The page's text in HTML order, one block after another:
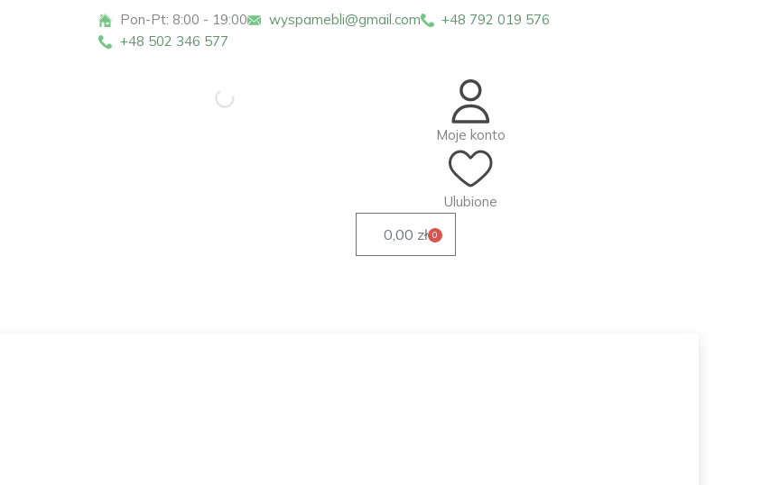
Pon-Pt: 8:00 - 19:00 wyspamebli@gmail.com
+48 792 019 576
+48 502 346 577
Moje konto
Ulubione
0,00 zł 0
Wózek